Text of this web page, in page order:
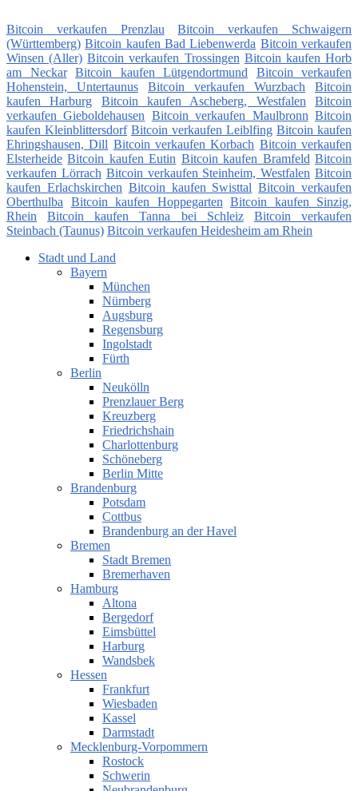
Bitcoin verkaufen Prenzlau
Bitcoin verkaufen Schwaigern
(Württemberg) Bitcoin kaufen Bad Liebenwerda Bitcoin verkaufen
Winsen (Aller) Bitcoin verkaufen Trossingen Bitcoin kaufen Horb
am Neckar
Bitcoin kaufen Lütgendortmund
Bitcoin verkaufen
Hohenstein, Untertaunus
Bitcoin verkaufen Wurzbach
Bitcoin
kaufen Harburg
Bitcoin kaufen Ascheberg, Westfalen
Bitcoin
verkaufen Gieboldehausen Bitcoin verkaufen Maulbronn Bitcoin
kaufen Kleinblittersdorf Bitcoin verkaufen Leiblfing Bitcoin kaufen
Ehringshausen, Dill Bitcoin verkaufen Korbach Bitcoin verkaufen
Elsterheide Bitcoin kaufen Eutin Bitcoin kaufen Bramfeld Bitcoin
verkaufen Lörrach Bitcoin verkaufen Steinheim, Westfalen Bitcoin
kaufen Erlachskirchen Bitcoin kaufen Swisttal Bitcoin verkaufen
Oberthulba
Bitcoin kaufen Hoppegarten Bitcoin kaufen Sinzig,
Rhein
Bitcoin kaufen Tanna bei Schleiz
Bitcoin verkaufen
Steinbach (Taunus) Bitcoin verkaufen Heidesheim am Rhein
Stadt und Land
Bayern
München
Nürnberg
Augsburg
Regensburg
Ingolstadt
Fürth
Berlin
Neukölln
Prenzlauer Berg
Kreuzberg
Friedrichshain
Charlottenburg
Schöneberg
Berlin Mitte
Brandenburg
Potsdam
Cottbus
Brandenburg an der Havel
Bremen
Stadt Bremen
Bremerhaven
Hamburg
Altona
Bergedorf
Eimsbüttel
Harburg
Wandsbek
Hessen
Frankfurt
Wiesbaden
Kassel
Darmstadt
Mecklenburg-Vorpommern
Rostock
Schwerin